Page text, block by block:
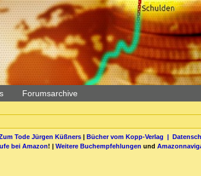
Forumsarchive
Tode Jürgen Küßners| Bücher vom Kopp-Verlag |
bei Amazon! | Weitere Buchempfehlungen und